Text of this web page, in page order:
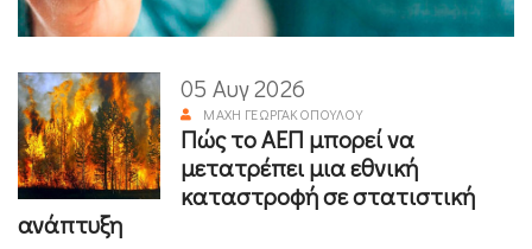
05 Αυγ 2026
ΜΆΧΗ ΓΕΩΡΓΑΚΟΠΟΎΛΟΥ
Πώς το ΑΕΠ μπορεί να
μετατρέπει μια εθνική
καταστροφή σε στατιστική
ανάπτυξη